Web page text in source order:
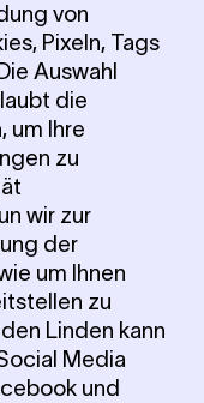
von
Pixeln, Tags
Auswahl
die
um Ihre
zu
wir zur
der
um Ihnen
zu
Linden kann
Media
und